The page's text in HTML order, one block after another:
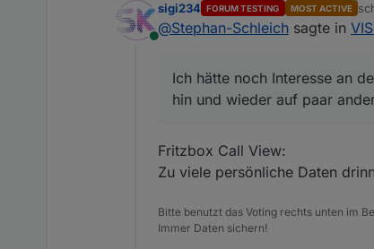
Online
sigi234 FORUM TESTING MOST ACTIVE
@Stephan-Schleich sagte in
Ich hätte noch Interesse an
hin und wieder auf paar
Fritzbox Call View:
Zu viele persönliche Daten
Bitte benutzt das Voting rechts unten im
Immer Daten sichern!